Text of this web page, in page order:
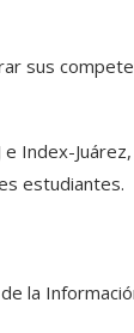
sus
Index-
estudiantes.
la